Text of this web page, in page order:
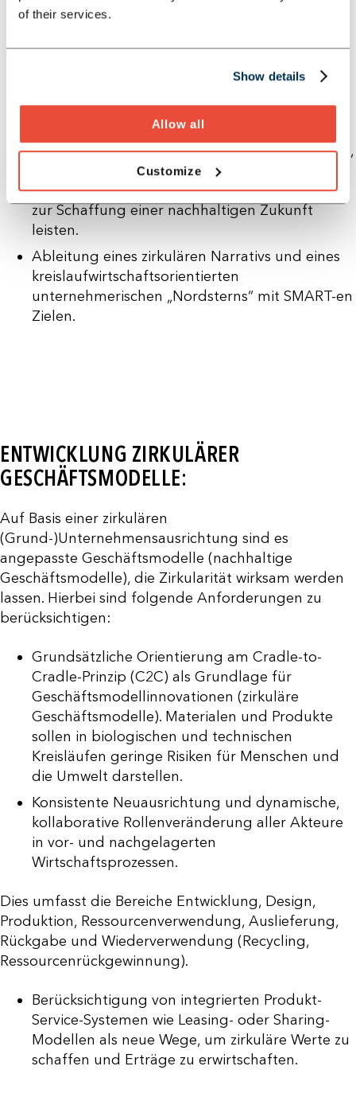
of their services.
Show details
Allow all
Customize
Analyse des Status Quo und Aufdeckung
potenzieller Risiken in der aktuellen (linearen)
Unternehmensausrichtung.
Identifizierung der größten Potenziale mit
Wirkung, um langfristig effektiv zur
Kreislaufwirtschaft (Circular Economy)
beizutragen. Daneben Priorisierung von Hebeln,
die einen signifikanten Beitrag zur Förderung
der Kreislaufwirtschaft (Circular Economy) und
zur Schaffung einer nachhaltigen Zukunft
leisten.
Ableitung eines zirkulären Narrativs und eines
kreislaufwirtschaftsorientierten
unternehmerischen „Nordsterns“ mit SMART-en
Zielen.
ENTWICKLUNG ZIRKULÄRER
GESCHÄFTSMODELLE:
Auf Basis einer zirkulären
(Grund-)Unternehmensausrichtung sind es
angepasste Geschäftsmodelle (nachhaltige
Geschäftsmodelle), die Zirkularität wirksam werden
lassen. Hierbei sind folgende Anforderungen zu
berücksichtigen:
Grundsätzliche Orientierung am Cradle-to-
Cradle-Prinzip (C2C) als Grundlage für
Geschäftsmodellinnovationen (zirkuläre
Geschäftsmodelle). Materialen und Produkte
sollen in biologischen und technischen
Kreisläufen geringe Risiken für Menschen und
die Umwelt darstellen.
Konsistente Neuausrichtung und dynamische,
kollaborative Rollenveränderung aller Akteure
in vor- und nachgelagerten
Wirtschaftsprozessen.
Dies umfasst die Bereiche Entwicklung, Design,
Produktion, Ressourcenverwendung, Auslieferung,
Rückgabe und Wiederverwendung (Recycling,
Ressourcenrückgewinnung).
Berücksichtigung von integrierten Produkt-
Service-Systemen wie Leasing- oder Sharing-
Modellen als neue Wege, um zirkuläre Werte zu
schaffen und Erträge zu erwirtschaften.